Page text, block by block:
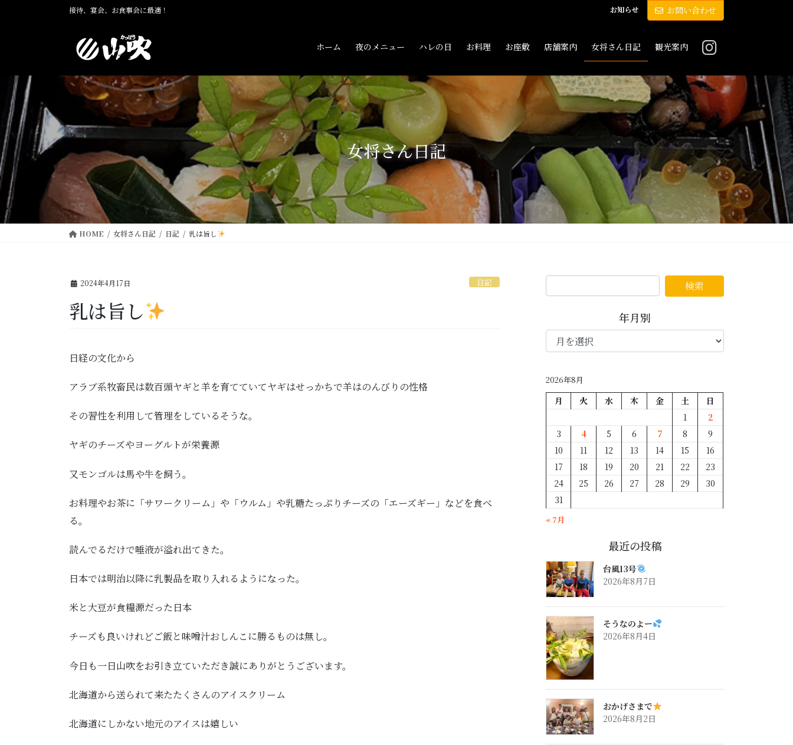
移
動
接待、宴会、お食事会に最適！ お知らせ お問い合わせ
ホーム 夜のメニュー ハレの日 お料理 お座敷 店舗案内 女将さん日記 観光案内
女将さん日記
HOME 女将さん日記 日記 乳は旨し
2024年4月17日 日記
乳は旨し
日経の文化から
アラブ系牧畜民は数百頭ヤギと羊を育てていてヤギはせっかちで羊はのんびりの性格
その習性を利用して管理をしているそうな。
ヤギのチーズやヨーグルトが栄養源
又モンゴルは馬や牛を飼う。
お料理やお茶に「サワークリーム」や「ウルム」や乳糖たっぷりチーズの「エーズギー」などを食べ
る。
読んでるだけで唾液が溢れ出てきた。
日本では明治以降に乳製品を取り入れるようになった。
米と大豆が食糧源だった日本
チーズも良いけれどご飯と味噌汁おしんこに勝るものは無し。
今日も一日山吹をお引き立ていただき誠にありがとうございます。
北海道から送られて来たたくさんのアイスクリーム
北海道にしかない地元のアイスは嬉しい
年月別
年
2026年8月
月 火 水 木 金 土
日
1
2
3
4 5 6 7 8
9
10
11 12 13 14 15
16
17
18 19 20 21 22
23
24
25 26 27 28 29
30
31
« 7月
最近の投稿
台風13号
2026年8月7日
そうなのよー
2026年8月4日
おかげさまで
2026年8月2日